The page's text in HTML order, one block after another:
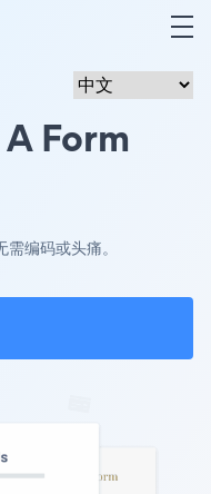
A Form
编码或头痛。